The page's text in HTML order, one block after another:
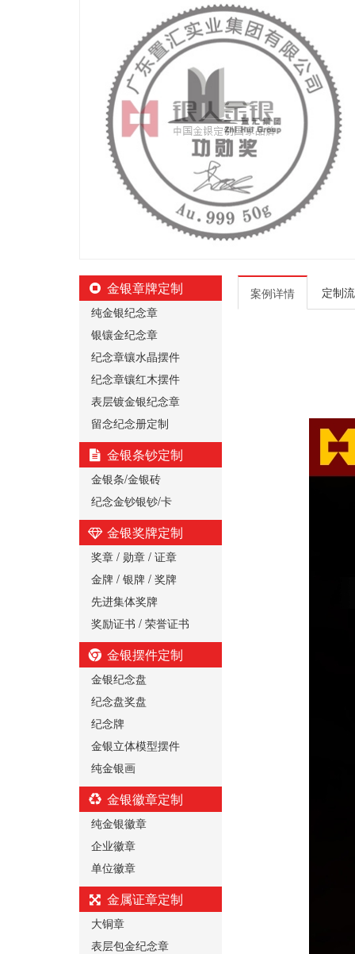
金银章牌定制
纯金银纪念章
银镶金纪念章
纪念章镶水晶摆件
纪念章镶红木摆件
表层镀金银纪念章
留念纪念册定制
金银条钞定制
金银条/金银砖
纪念金钞银钞/卡
金银奖牌定制
奖章 / 勋章 / 证章
金牌 / 银牌 / 奖牌
先进集体奖牌
奖励证书 / 荣誉证书
金银摆件定制
金银纪念盘
纪念盘奖盘
纪念牌
金银立体模型摆件
纯金银画
金银徽章定制
纯金银徽章
企业徽章
单位徽章
金属证章定制
大铜章
表层包金纪念章
案例详情 定制